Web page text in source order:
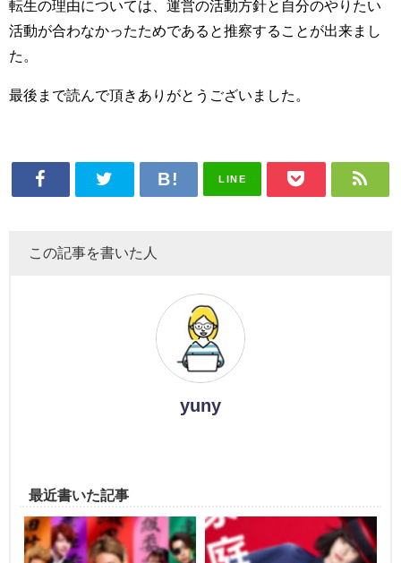
転生の理由については、運営の活動方針と自分のやりたい
活動が合わなかったためであると推察することが出来まし
た。
最後まで読んで頂きありがとうございました。
LINE
この記事を書いた人
yuny
最近書いた記事